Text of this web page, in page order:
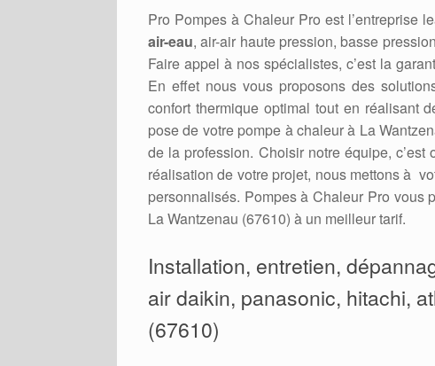
Pro Pompes à Chaleur Pro est l’entreprise
air-eau, air-air haute pression, basse
Faire appel à nos spécialistes, c’est la
En effet nous vous proposons des
confort thermique optimal tout en réalisant
pose de votre pompe à chaleur à La
de la profession. Choisir notre équipe,
réalisation de votre projet, nous mettons à
personnalisés. Pompes à Chaleur Pro vous
La Wantzenau (67610) à un meilleur tarif.
Installation, entretien,
air daikin, panasonic, hitachi,
(67610)